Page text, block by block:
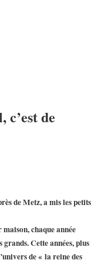
de
de Metz, a mis les petits
chaque année
grands. Cette années,plus
de «la reine des